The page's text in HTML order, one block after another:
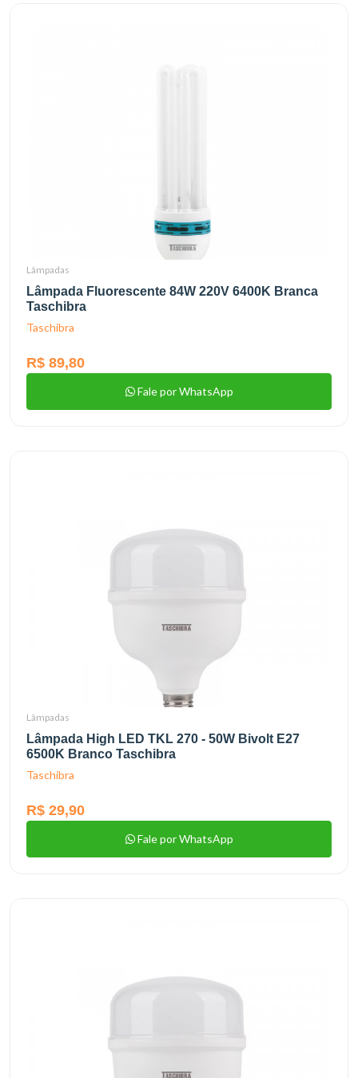
Lâmpadas
Lâmpada Fluorescente 84W 220V 6400K Branca
Taschibra
Taschibra
R$ 89,80
Fale por WhatsApp
Lâmpadas
Lâmpada High LED TKL 270 - 50W Bivolt E27
6500K Branco Taschibra
Taschibra
R$ 29,90
Fale por WhatsApp